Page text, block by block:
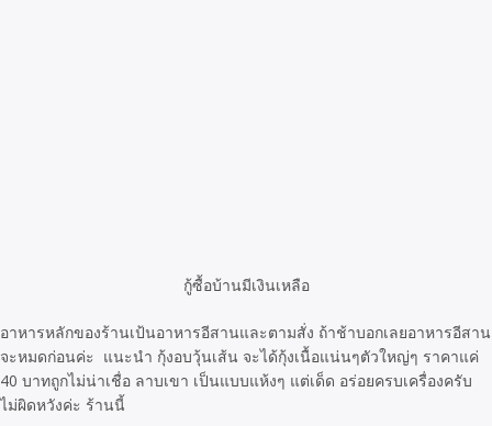
กู้ซื้อบ้านมีเงินเหลือ
อาหารหลักของร้านเป้นอาหารอีสานและตามสั่ง ถ้าช้าบอกเลยอาหารอีสาน
จะหมดก่อนค่ะ แนะนำ กุ้งอบวุ้นเส้น จะได้กุ้งเนื้อแน่นๆตัวใหญ่ๆ ราคาแค่
40 บาทถูกไม่น่าเชื่อ ลาบเขา เป็นแบบแห้งๆ แต่เด็ด อร่อยครบเครื่องครับ
ไม่ผิดหวังค่ะ ร้านนี้